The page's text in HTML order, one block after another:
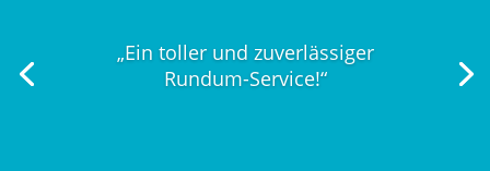
„Ein toller und zuverlässiger
Rundum-Service!“